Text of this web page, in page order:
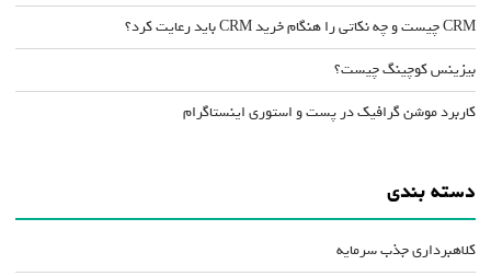
CRM چیست و چه نکاتی را هنگام خرید CRM باید رعایت کرد؟
بیزینس کوچینگ چیست؟
کاربرد موشن گرافیک در پست و استوری اینستاگرام
دسته بندی
کلاهبرداری جذب سرمایه